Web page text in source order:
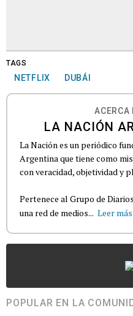
TAGS
NETFLIX DUBÁI
ACERCA
LA NACIÓN
La Nación es un periódico
Argentina que tiene como
con veracidad, objetividad y
Pertenece al Grupo de
una red de medios... Leer más
POPULAR EN LA